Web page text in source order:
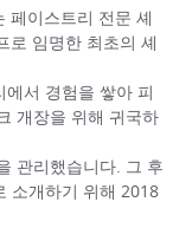
페이스트리 전문 셰
로 임명한 최초의 셰
서 경험을 쌓아 피
개장을 위해 귀국하
관리했습니다. 그 후
소개하기 위해 2018